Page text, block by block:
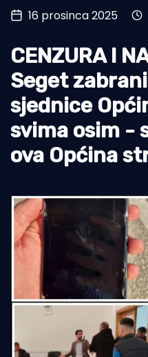
Turizam i nautika
Pomorstvo
Ribolov
Ekologija
Tradicija i kultura
16 prosinca 2025
CENZURA I
Seget
sjednice
svima osim -
ova Općina